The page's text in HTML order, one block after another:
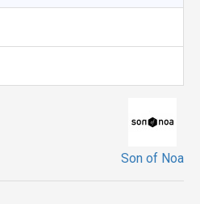
Son of Noa